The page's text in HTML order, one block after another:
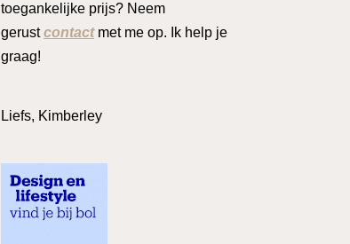
toegankelijke prijs? Neem
gerustcontactmet me op. Ik help je
graag!
Liefs, Kimberley